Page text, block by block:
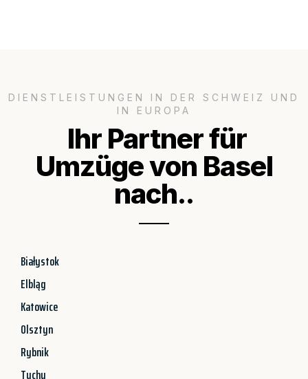
DIENSTLEISTUNGEN IN DER SCHWEIZ UND
IN EUROPA
Ihr Partner für
Umzüge von Basel
nach..
Białystok
Elbląg
Katowice
Olsztyn
Rybnik
Tychy